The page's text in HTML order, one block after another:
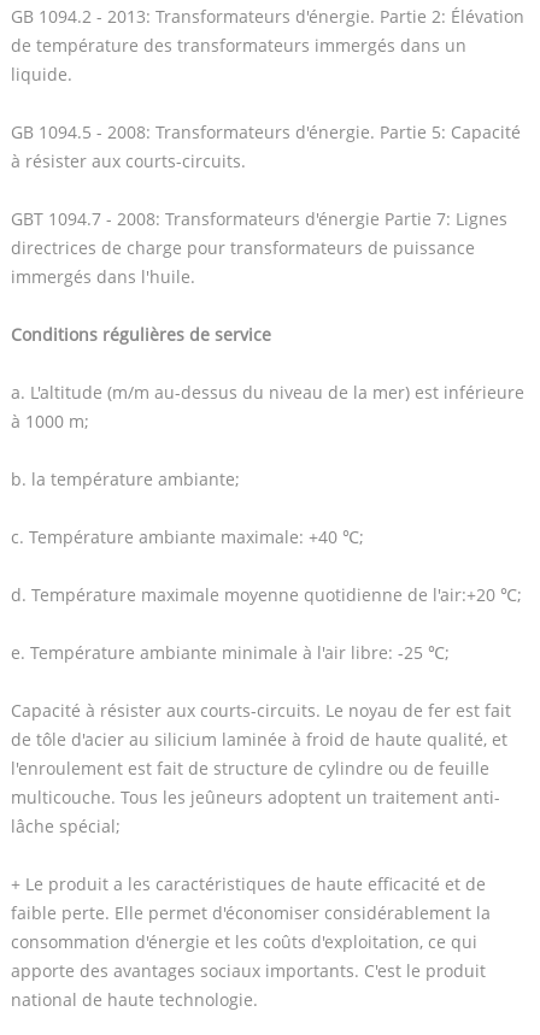
GB 1094.2 - 2013: Transformateurs d'énergie. Partie 2: Élévation
de température des transformateurs immergés dans un
liquide.
GB 1094.5 - 2008: Transformateurs d'énergie. Partie 5: Capacité
à résister aux courts-circuits.
GBT 1094.7 - 2008: Transformateurs d'énergie Partie 7: Lignes
directrices de charge pour transformateurs de puissance
immergés dans l'huile.
Conditions régulières de service
a. L'altitude (m/m au-dessus du niveau de la mer) est inférieure
à 1000 m;
b. la température ambiante;
c. Température ambiante maximale: +40 ℃;
d. Température maximale moyenne quotidienne de l'air:+20 ℃;
e. Température ambiante minimale à l'air libre: -25 ℃;
Capacité à résister aux courts-circuits. Le noyau de fer est fait
de tôle d'acier au silicium laminée à froid de haute qualité, et
l'enroulement est fait de structure de cylindre ou de feuille
multicouche. Tous les jeûneurs adoptent un traitement anti-
lâche spécial;
+ Le produit a les caractéristiques de haute efficacité et de
faible perte. Elle permet d'économiser considérablement la
consommation d'énergie et les coûts d'exploitation, ce qui
apporte des avantages sociaux importants. C'est le produit
national de haute technologie.